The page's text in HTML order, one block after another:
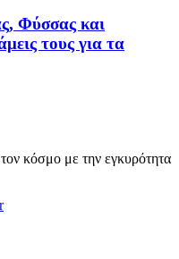
Φύσσας και
τους για τα
κόσμο με την εγκυρότητα